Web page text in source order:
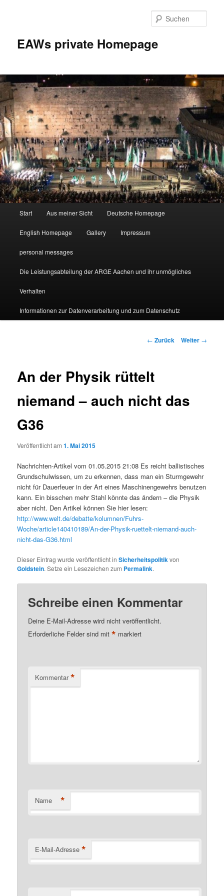
EAWs private Homepage
Start Aus meiner Sicht Deutsche Homepage
English Homepage Gallery Impressum
personal messages
Die Leistungsabteilung der ARGE Aachen und ihr unmögliches
Verhalten
Informationen zur Datenverarbeitung und zum Datenschutz
Beitragsnavigation
← Zurück Weiter →
An der Physik rüttelt
niemand – auch nicht das
G36
Veröffentlicht am1. Mai 2015
Nachrichten-Artikel vom 01.05.2015 21:08 Es reicht ballistisches
Grundschulwissen, um zu erkennen, dass man ein Sturmgewehr
nicht für Dauerfeuer in der Art eines Maschinengewehrs benutzen
kann. Ein bisschen mehr Stahl könnte das ändern – die Physik
aber nicht. Den Artikel können Sie hier lesen:
http://www.welt.de/debatte/kolumnen/Fuhrs-
Woche/article140410189/An-der-Physik-ruettelt-niemand-auch-
nicht-das-G36.html
Dieser Eintrag wurde veröffentlicht inSicherheitspolitikvon
Goldstein. Setze ein Lesezeichen zum Permalink.
Schreibe einen Kommentar
Deine E-Mail-Adresse wird nicht veröffentlicht.
Erforderliche Felder sind mit* markiert
Kommentar *
Name *
E-Mail-Adresse *